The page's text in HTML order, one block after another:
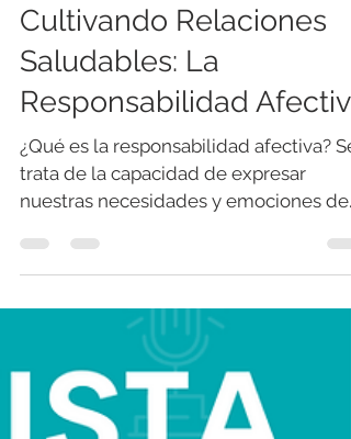
INSPIRA: Salud Mental
Problemas de Parejas/Familia
Cultivando Relaciones
Saludables: La
¿Qué es la responsabilidad afectiva? Se
trata de la capacidad de expresar
nuestras necesidades y emociones de
manera respetuosa. Conoce más: